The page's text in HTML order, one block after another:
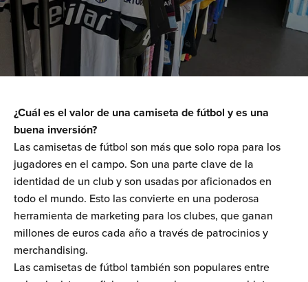
¿Cuál es el valor de una camiseta de fútbol y es una
buena inversión?
Las camisetas de fútbol son más que solo ropa para los
jugadores en el campo. Son una parte clave de la
identidad de un club y son usadas por aficionados en
todo el mundo. Esto las convierte en una poderosa
herramienta de marketing para los clubes, que ganan
millones de euros cada año a través de patrocinios y
merchandising.
Las camisetas de fútbol también son populares entre